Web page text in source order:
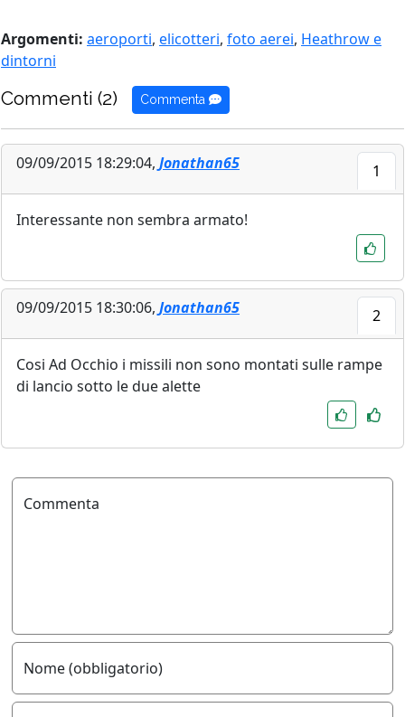
Argomenti: aeroporti, elicotteri, foto aerei, Heathrow e
dintorni
Commenti (2) Commenta
09/09/2015 18:29:04, Jonathan65 1
Interessante non sembra armato!
09/09/2015 18:30:06, Jonathan65 2
Cosi Ad Occhio i missili non sono montati sulle rampe
di lancio sotto le due alette
Commenta
Nome (obbligatorio)